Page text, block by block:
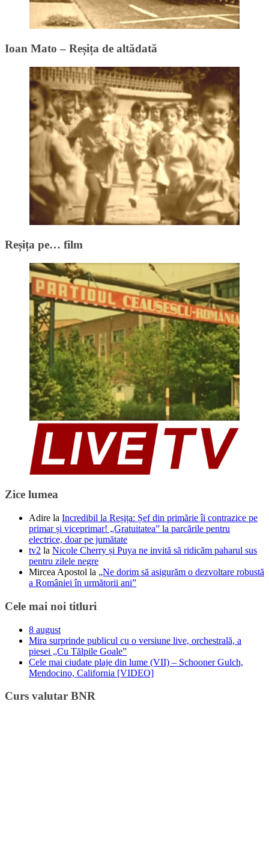
Ioan Mato – Reșița de altădată
Reșița pe… film
Zice lumea
Adire la Incredibil la Reșița: Șef din primărie îi contrazice pe
primar și viceprimar! „Gratuitatea” la parcările pentru
electrice, doar pe jumătate
tv2 la Nicole Cherry și Puya ne invită să ridicăm paharul sus
pentru zilele negre
Mircea Apostol la „Ne dorim să asigurăm o dezvoltare robustă
a României în următorii ani”
Cele mai noi titluri
8 august
Mira surprinde publicul cu o versiune live, orchestrală, a
piesei „Cu Tălpile Goale”
Cele mai ciudate plaje din lume (VII) – Schooner Gulch,
Mendocino, California [VIDEO]
Curs valutar BNR